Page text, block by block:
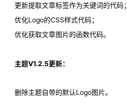
更新提取文章标签作为关键词的代码；
优化Logo的CSS样式代码；
优化获取文章图片的函数代码。
主题V1.2.5更新：
删除主题自带的默认Logo图片。